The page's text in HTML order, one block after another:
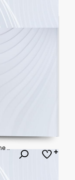
Baltic Sea. Beautiful beach, coast and dune on the Hel Peninsula. Piękne plaże półwyspu helskiego z widokiem na wydmę, roślinność wydmową, piasek i morze bałtyckie.